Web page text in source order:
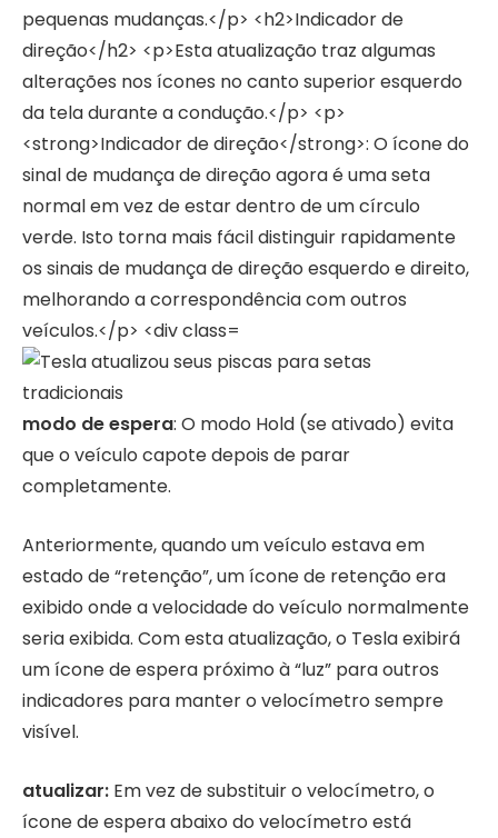
modo de espera: O modo Hold (se ativado) evita
que o veículo capote depois de parar
completamente.
Anteriormente, quando um veículo estava em
estado de “retenção”, um ícone de retenção era
exibido onde a velocidade do veículo normalmente
seria exibida. Com esta atualização, o Tesla exibirá
um ícone de espera próximo à “luz” para outros
indicadores para manter o velocímetro sempre
visível.
atualizar: Em vez de substituir o velocímetro, o
ícone de espera abaixo do velocímetro está